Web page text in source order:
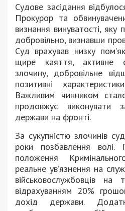
Судове засідання
Прокурор та
визнання винуватості, яку
добровільно, визнавши
Суд врахував низку
щире каяття, активне
злочину, добровільне
позитивні
Важливим чинником
продовжує виконувати
держави на фронті.
За сукупністю злочинів
роки позбавлення волі.
положення
реальне ув’язнення на
військовослужбовців
відрахуванням 20%
дохід держави.